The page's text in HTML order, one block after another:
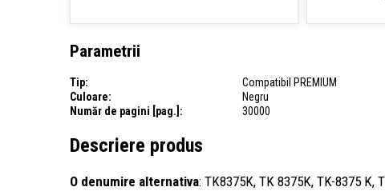
Parametrii
Tip:
Compatibil PREMIUM
Culoare:
Negru
Număr de pagini [pag.]:
30000
Descriere produs
O denumire alternativa: TK8375K, TK 8375K, TK-8375 K,